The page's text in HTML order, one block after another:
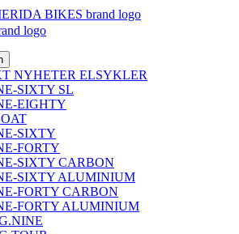
NYHETER ELSYKLER
SIXTY SL
EIGHTY
SIXTY
FORTY
SIXTY CARBON
SIXTY ALUMINIUM
FORTY CARBON
FORTY ALUMINIUM